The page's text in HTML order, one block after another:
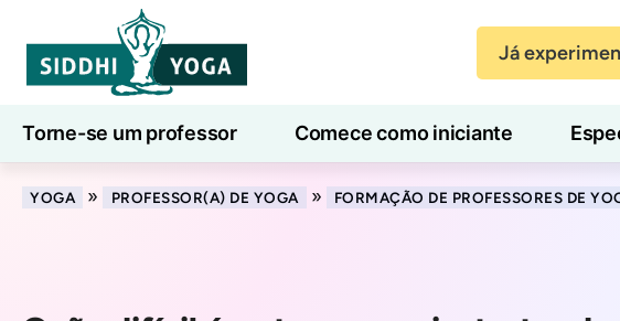
Já
Torne-se um professor Comece como iniciante
Aulas de ioga online 7 Dias de Bem-Estar Blog
YOGA » PROFESSOR(A) DE YOGA » FORMAÇÃO DE PROFESSORES DE